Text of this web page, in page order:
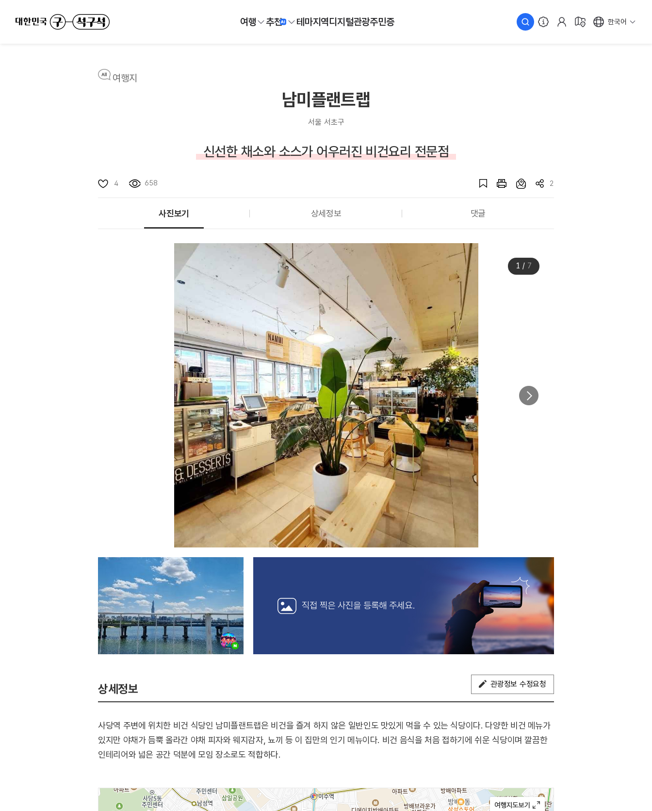
여행 추천 테마지역디지털관광주민증 한국어
여행지
남미플랜트랩
서울 서초구
신선한 채소와 소스가 어우러진 비건요리 전문점
4 658 2
사진보기 상세정보 댓글
1 / 7
직접 찍은 사진을등록해 주세요.
상세정보 관광정보 수정요청
사당역 주변에 위치한 비건 식당인 남미플랜트랩은 비건을 즐겨 하지 않은 일반인도 맛있게 먹을 수 있는 식당이다. 다양한 비건 메뉴가
있지만 야채가 듬뿍 올라간 야채 피자와 웨지감자, 뇨끼 등 이 집만의 인기 메뉴이다. 비건 음식을 처음 접하기에 쉬운 식당이며 깔끔한
인테리어와 넓은 공간 덕분에 모임 장소로도 적합하다.